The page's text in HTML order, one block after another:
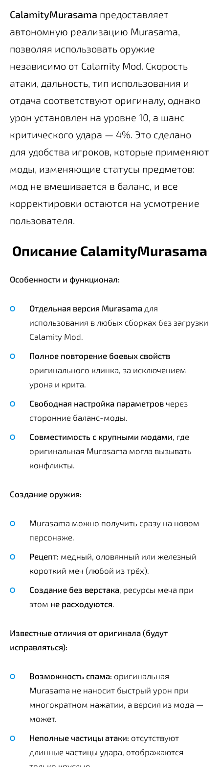
CalamityMurasama предоставляет
автономную реализацию Murasama,
позволяя использовать оружие
независимо от Calamity Mod. Скорость
атаки, дальность, тип использования и
отдача соответствуют оригиналу, однако
урон установлен на уровне 10, а шанс
критического удара — 4%. Это сделано
для удобства игроков, которые применяют
моды, изменяющие статусы предметов:
мод не вмешивается в баланс, и все
корректировки остаются на усмотрение
пользователя.
Описание CalamityMurasama
Особенности и функционал:
Отдельная версия Murasama для
использования в любых сборках без загрузки
Calamity Mod.
Полное повторение боевых свойств
оригинального клинка, за исключением
урона и крита.
Свободная настройка параметров через
сторонние баланс-моды.
Совместимость с крупными модами , где
оригинальная Murasama могла вызывать
конфликты.
Создание оружия:
Murasama можно получить сразу на новом
персонаже.
Рецепт: медный, оловянный или железный
короткий меч (любой из трёх).
Создание без верстака , ресурсы меча при
этом не расходуются
Известные отличия от оригинала (будут
исправляться):
Возможность спама: оригинальная
Murasama не наносит быстрый урон при
многократном нажатии, а версия из мода —
может.
Неполные частицы атаки: отсутствуют
длинные частицы удара, отображаются